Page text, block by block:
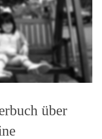
über